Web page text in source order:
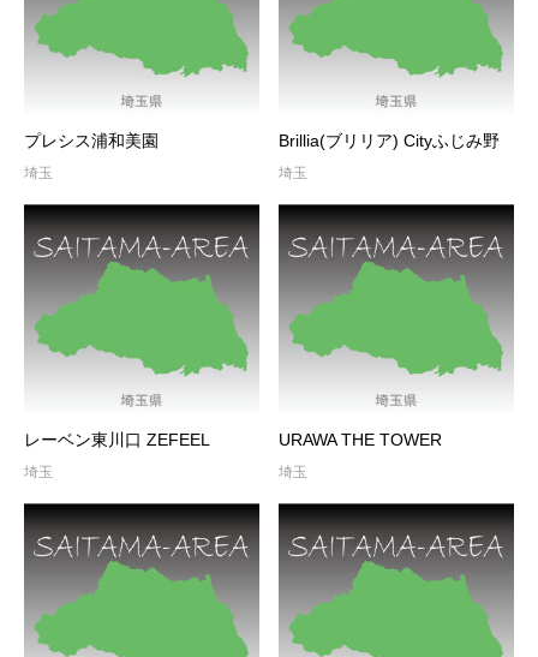
プレシス浦和美園
埼玉
Brillia(ブリリア) Cityふじみ野
埼玉
レーベン東川口 ZEFEEL
埼玉
URAWA THE TOWER
埼玉